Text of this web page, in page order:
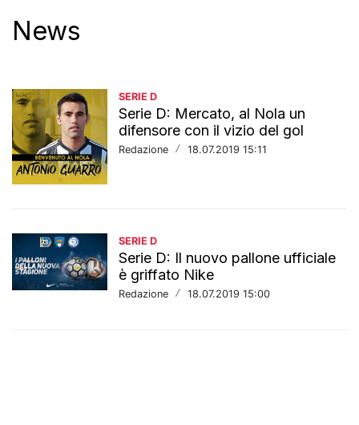
News
SERIE D
Serie D: Mercato, al Nola un
difensore con il vizio del gol
Redazione / 18.07.2019 15:11
SERIE D
Serie D: Il nuovo pallone ufficiale
è griffato Nike
Redazione / 18.07.2019 15:00